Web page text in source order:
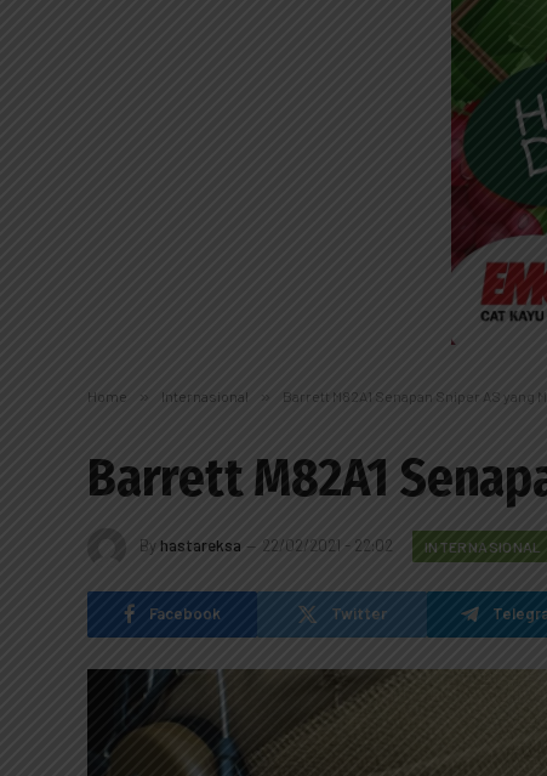
Home » Internasional » Barrett M82A1 Senapan Sniper AS yang
Barrett M82A1
By hastareksa 22/02/2021 - 22:02 INTERNASIONAL
Facebook Twitter